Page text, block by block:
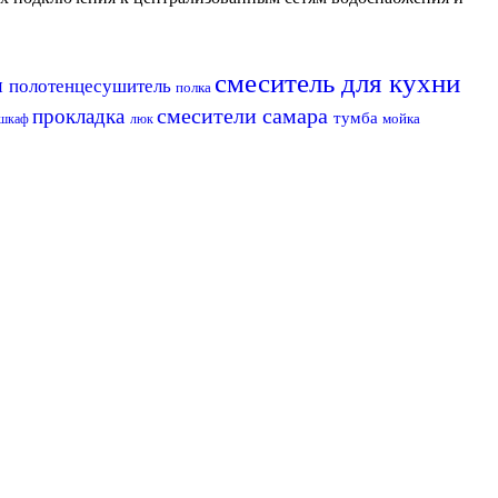
полотенцесушитель полка смеситель для кухни
прокладка люк смесители самара тумба мойка